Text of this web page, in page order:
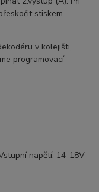
stiskem
v kolejišti,
programovací
napětí: 14-18V